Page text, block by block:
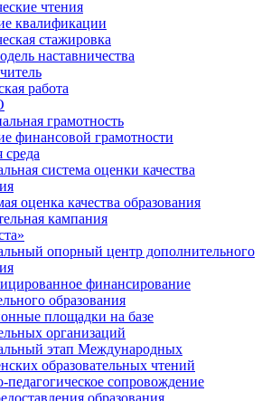
чтения
квалификации
стажировка
наставничества
работа
грамотность
финансовой грамотности
среда
система оценки качества
оценка качества образования
кампания
опорный центр дополнительного
финансирование
образования
площадки на базе
организаций
этап Международных
образовательных чтений
педагогическое сопровождение